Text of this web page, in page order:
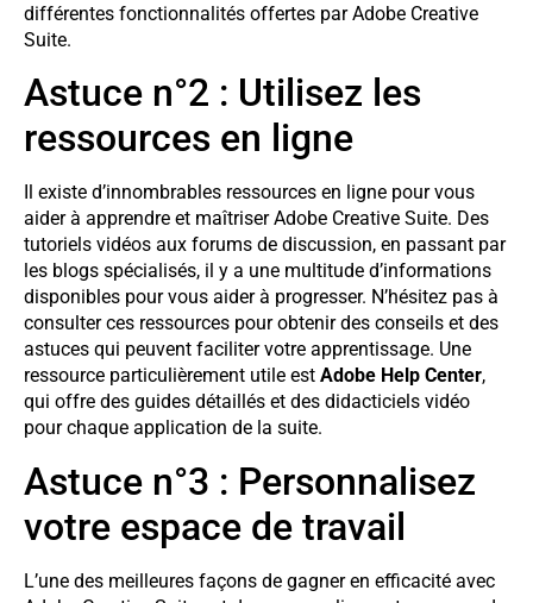
différentes fonctionnalités offertes par Adobe Creative
Suite.
Astuce n°2 : Utilisez les
ressources en ligne
Il existe d’innombrables ressources en ligne pour vous
aider à apprendre et maîtriser Adobe Creative Suite. Des
tutoriels vidéos aux forums de discussion, en passant par
les blogs spécialisés, il y a une multitude d’informations
disponibles pour vous aider à progresser. N’hésitez pas à
consulter ces ressources pour obtenir des conseils et des
astuces qui peuvent faciliter votre apprentissage. Une
ressource particulièrement utile est Adobe Help Center,
qui offre des guides détaillés et des didacticiels vidéo
pour chaque application de la suite.
Astuce n°3 : Personnalisez
votre espace de travail
L’une des meilleures façons de gagner en efficacité avec